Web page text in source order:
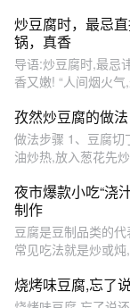
炒豆腐时，最忌
锅，真香
导语:炒豆腐时,最忌
香又嫩! “人间烟火
孜然炒豆腐的做法
做法步骤 1、豆腐
油炒热,放入葱花先
夜市爆款小吃“浇
制作
豆腐是豆制品类的
常见吃法就是炒或
烧烤味豆腐,忘了